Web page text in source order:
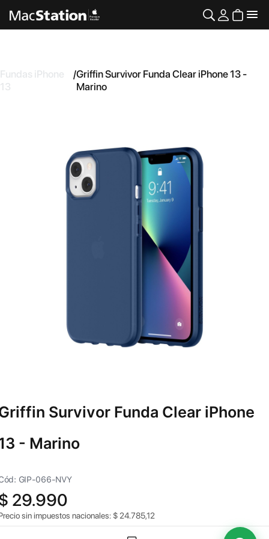
Fundas iPhone
13
/Griffin Survivor Funda Clear iPhone 13 -
Marino
Survivor Funda Clear iPhone
- Marino
GIP-066-NVY
29.990
sin impuestos nacionales: $24.785,12